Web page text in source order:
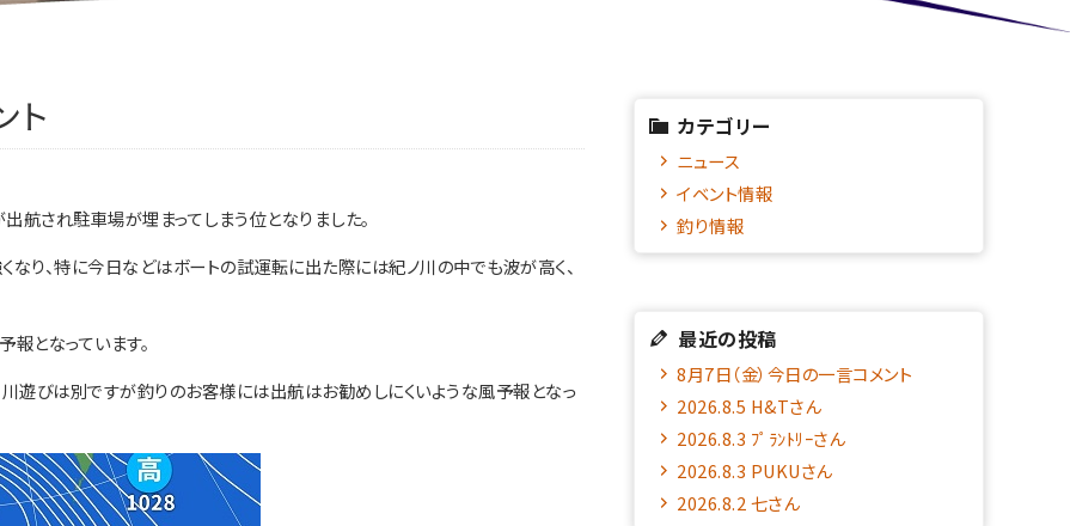
ト
され駐車場が埋まってしまう位となりました。
り、特に今日などはボートの試運転に出た際には紀ノ川の中でも波が高く、
となっています。
遊びは別ですが釣りのお客様には出航はお勧めしにくいような風予報となっ
カテゴリー
ニュース
イベント情報
釣り情報
最近の投稿
8月7日（金）今日の一言コメント
2026.8.5 H&Tさん
2026.8.3 ﾌﾟﾗﾝﾄﾘｰさん
2026.8.3 PUKUさん
2026.8.2 七さん